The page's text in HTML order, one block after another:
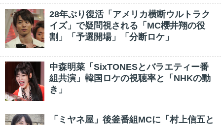
28年ぶり復活「アメリカ横断ウルトラク
イズ」で疑問視される「MC櫻井翔の役
割」「予選開場」「分断ロケ」
中森明菜「SixTONESとバラエティー番
組共演」韓国ロケの視聴率と「NHKの動
き」
「ミヤネ屋」後釜番組MCに「村上信五と